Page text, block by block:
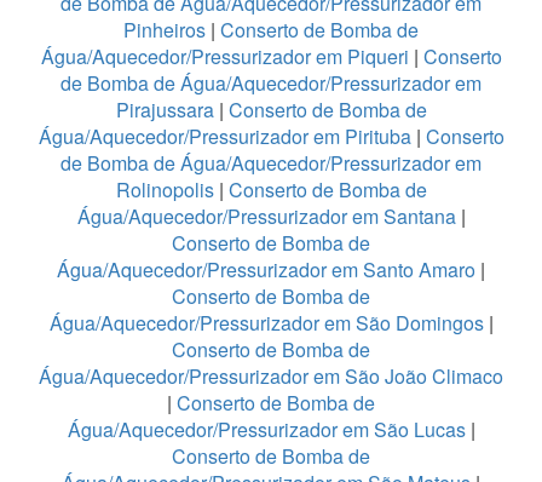
Pinheiros | Conserto de Bomba de
Água/Aquecedor/Pressurizador em Piqueri | Conserto
de Bomba de Água/Aquecedor/Pressurizador em
Pirajussara| Conserto de Bomba de
Água/Aquecedor/Pressurizador em Pirituba| Conserto
de Bomba de Água/Aquecedor/Pressurizador em
Rolinopolis| Conserto de Bomba de
Água/Aquecedor/Pressurizador em Santana|
Conserto de Bomba de
Água/Aquecedor/Pressurizador em Santo Amaro |
Conserto de Bomba de
Água/Aquecedor/Pressurizador em São Domingos|
Conserto de Bomba de
Água/Aquecedor/Pressurizador em São João Climaco
| Conserto de Bomba de
Água/Aquecedor/Pressurizador em São Lucas|
Conserto de Bomba de